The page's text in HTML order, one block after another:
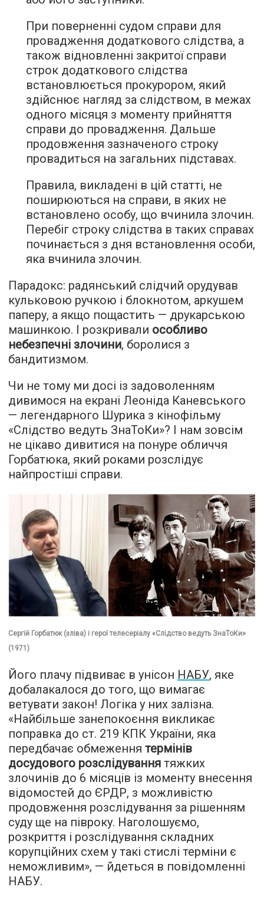
При поверненні судом справи для
провадження додаткового слідства, а
також відновленні закритої справи
строк додаткового слідства
встановлюється прокурором, який
здійснює нагляд за слідством, в межах
одного місяця з моменту прийняття
справи до провадження. Дальше
продовження зазначеного строку
провадиться на загальних підставах.
Правила, викладені в цій статті, не
поширюються на справи, в яких не
встановлено особу, що вчинила злочин.
Перебіг строку слідства в таких справах
починається з дня встановлення особи,
яка вчинила злочин.
Парадокс: радянський слідчий орудував
кульковою ручкою і блокнотом, аркушем
паперу, а якщо пощастить — друкарською
машинкою. І розкривали особливо
небезпечні злочини, боролися з
бандитизмом.
Чи не тому ми досі із задоволенням
дивимося на екрані Леоніда Каневського
— легендарного Шурика з кінофільму
«Слідство ведуть ЗнаТоКи»? І нам зовсім
не цікаво дивитися на понуре обличчя
Горбатюка, який роками розслідує
найпростіші справи.
Сергій Горбатюк (зліва) і герої телесеріалу «Слідство ведуть ЗнаТоКи»
(1971)
Його плачу підвиває в унісон НАБУ, яке
добалакалося до того, що вимагає
ветувати закон! Логіка у них залізна.
«Найбільше занепокоєння викликає
поправка до ст. 219 КПК України, яка
передбачає обмеження термінів
досудового розслідування тяжких
злочинів до 6 місяців із моменту внесення
відомостей до ЄРДР, з можливістю
продовження розслідування за рішенням
суду ще на півроку. Наголошуємо,
розкриття і розслідування складних
корупційних схем у такі стислі терміни є
неможливим», — йдеться в повідомленні
НАБУ.